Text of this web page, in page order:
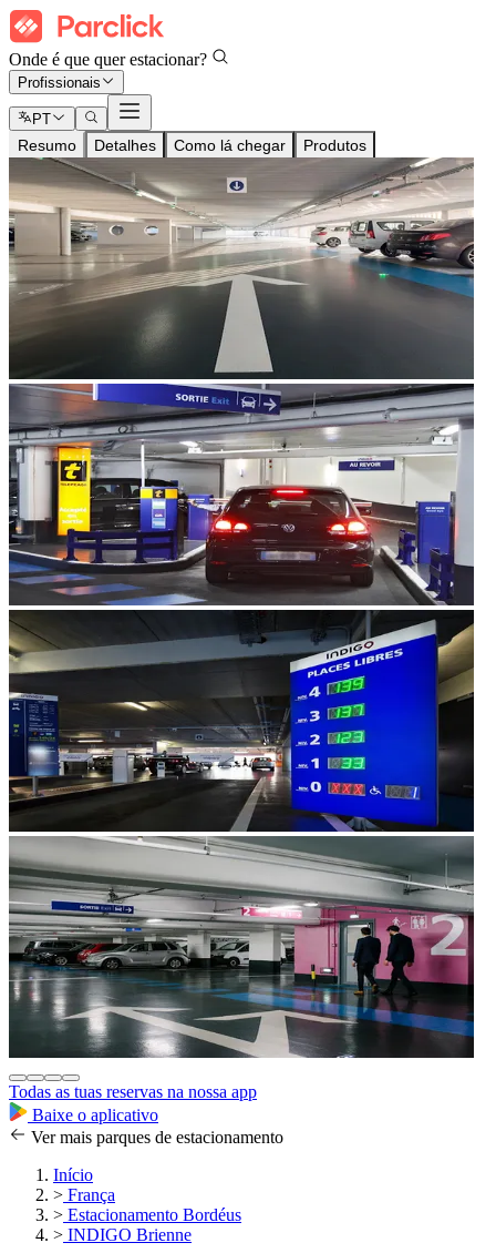
Onde é que quer estacionar?
Profissionais
PT
Resumo Detalhes Como lá chegar Produtos
Todas as tuas reservas na nossa app
Baixe o aplicativo
Ver mais parques de estacionamento
Início
> França
> Estacionamento Bordéus
> INDIGO Brienne